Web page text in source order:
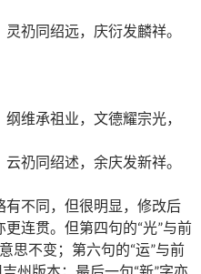
礽同绍远，庆衍发麟祥。
维承祖业，文德耀宗光，
礽同绍述，余庆发新祥。
不同，但很明显，修改后
连贯。但第四句的“光”与前
思不变；第六句的“运”与前